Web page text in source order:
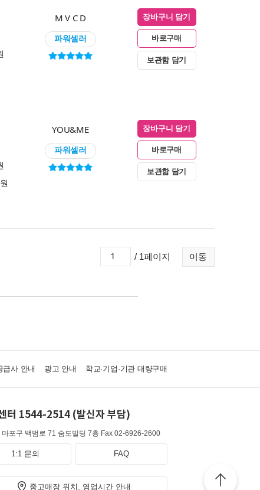
M V C D
파워셀러
장바구니 담기
바로구매
보관함 담기
YOU&ME
파워셀러
장바구니 담기
바로구매
보관함 담기
이동
/ 1페이지
급사 안내 광고 안내 학교·기업·기관 대량구매
터 1544-2514 (발신자 부담)
마포구 백범로 71 숨도빌딩 7층 Fax 02-6926-2600
1:1 문의 FAQ
중고매장 위치, 영업시간 안내